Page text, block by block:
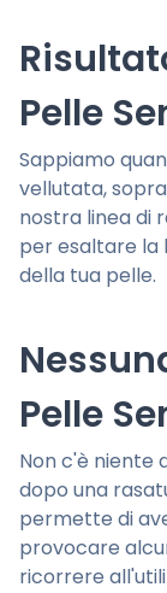
Pelle
Sappiamo
vellutata,
nostra linea di
per esaltare la
della tua pelle.
Pelle
Non c'è niente
dopo una
permette di
provocare
ricorrere